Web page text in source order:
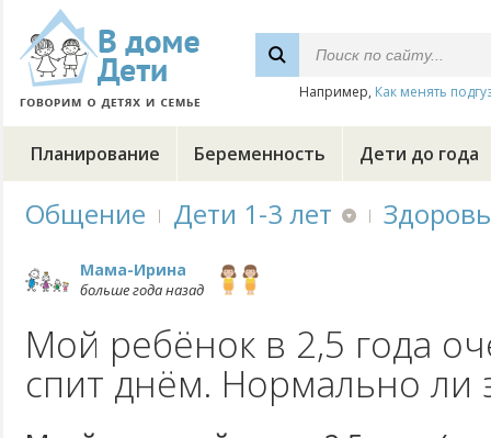
Например, Как менять
Планирование Беременность Дети до года
Общение Дети 1-3 лет
Мама-Ирина
больше года назад
Мой ребёнок в 2,5 года
спит днём. Нормально ли